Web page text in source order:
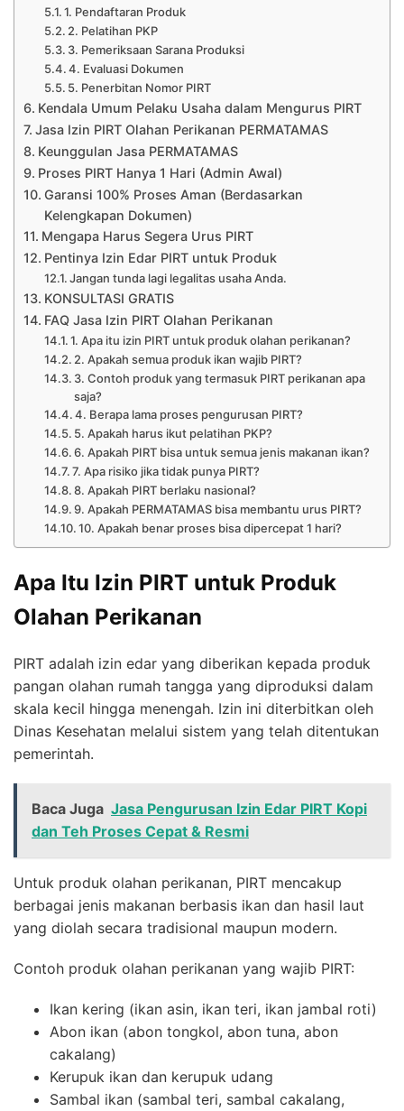
1. Pendaftaran Produk
2. Pelatihan PKP
3. Pemeriksaan Sarana Produksi
4. Evaluasi Dokumen
5. Penerbitan Nomor PIRT
Kendala Umum Pelaku Usaha dalam Mengurus PIRT
Jasa Izin PIRT Olahan Perikanan PERMATAMAS
Keunggulan Jasa PERMATAMAS
Proses PIRT Hanya 1 Hari (Admin Awal)
Garansi 100% Proses Aman (Berdasarkan
Kelengkapan Dokumen)
Mengapa Harus Segera Urus PIRT
Pentinya Izin Edar PIRT untuk Produk
Jangan tunda lagi legalitas usaha Anda.
KONSULTASI GRATIS
FAQ Jasa Izin PIRT Olahan Perikanan
1. Apa itu izin PIRT untuk produk olahan perikanan?
2. Apakah semua produk ikan wajib PIRT?
3. Contoh produk yang termasuk PIRT perikanan apa
saja?
4. Berapa lama proses pengurusan PIRT?
5. Apakah harus ikut pelatihan PKP?
6. Apakah PIRT bisa untuk semua jenis makanan ikan?
7. Apa risiko jika tidak punya PIRT?
8. Apakah PIRT berlaku nasional?
9. Apakah PERMATAMAS bisa membantu urus PIRT?
10. Apakah benar proses bisa dipercepat 1 hari?
Apa Itu Izin PIRT untuk Produk
Olahan Perikanan
PIRT adalah izin edar yang diberikan kepada produk
pangan olahan rumah tangga yang diproduksi dalam
skala kecil hingga menengah. Izin ini diterbitkan oleh
Dinas Kesehatan melalui sistem yang telah ditentukan
pemerintah.
Baca Juga Jasa Pengurusan Izin Edar PIRT Kopi
dan Teh Proses Cepat & Resmi
Untuk produk olahan perikanan, PIRT mencakup
berbagai jenis makanan berbasis ikan dan hasil laut
yang diolah secara tradisional maupun modern.
Contoh produk olahan perikanan yang wajib PIRT:
Ikan kering (ikan asin, ikan teri, ikan jambal roti)
Abon ikan (abon tongkol, abon tuna, abon
cakalang)
Kerupuk ikan dan kerupuk udang
Sambal ikan (sambal teri, sambal cakalang,